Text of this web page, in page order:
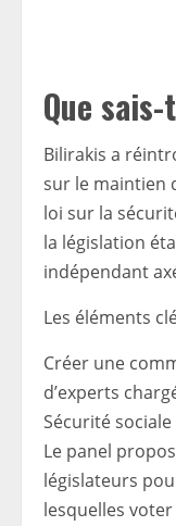
Que
Bilirakis a
sur le maintien
loi sur la
la législation
indépendant
Les éléments
Créer une
d’experts
Sécurité
Le panel
législateurs
lesquelles voter